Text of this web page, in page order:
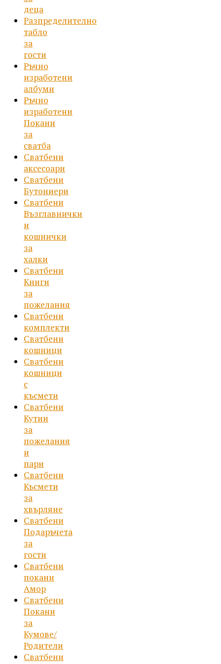
деца
Разпределително
табло
за
гости
Ръчно
изработени
албуми
Ръчно
изработени
Покани
за
сватба
Сватбени
аксесоари
Сватбени
Бутониери
Сватбени
Възглавнички
и
кошнички
за
халки
Сватбени
Книги
за
пожелания
Сватбени
комплекти
Сватбени
кошници
Сватбени
кошници
с
късмети
Сватбени
Кутии
за
пожелания
и
пари
Сватбени
Късмети
за
хвърляне
Сватбени
Подаръчета
за
гости
Сватбени
покани
Амор
Сватбени
Покани
за
Кумове/
Родители
Сватбени